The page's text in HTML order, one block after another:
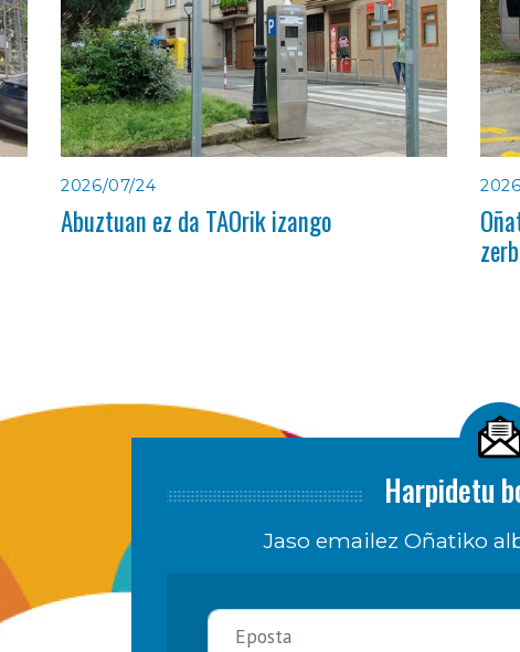
2026/07/24
Abuztuan ez da TAOrik izango
Harpidetu
Jaso emailez Oñatiko